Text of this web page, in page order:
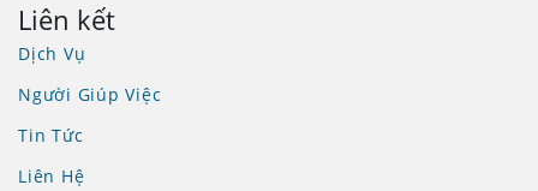
Liên kết
Dịch Vụ
Người Giúp Việc
Tin Tức
Liên Hệ